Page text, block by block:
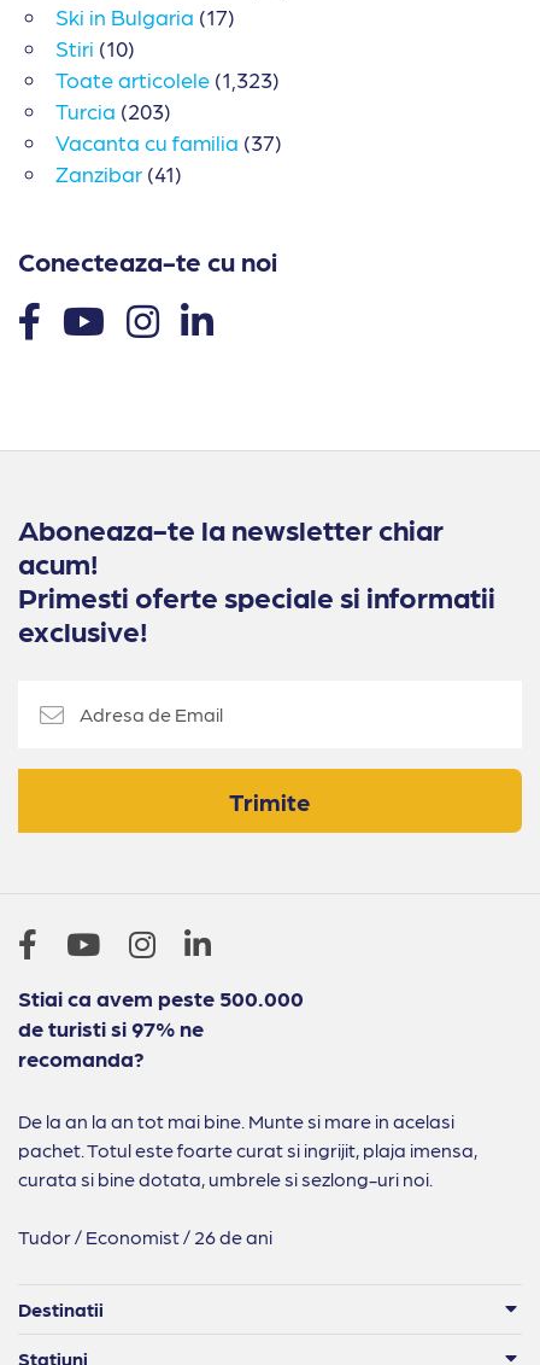
Ski in Bulgaria (17)
Stiri (10)
Toate articolele (1,323)
Turcia (203)
Vacanta cu familia (37)
Zanzibar (41)
Conecteaza-te cu noi
Aboneaza-te la newsletter chiar
acum!
Primesti oferte speciale si informatii
exclusive!
Trimite
Stiai ca avem peste 500.000
de turisti si 97% ne
recomanda?
De la an la an tot mai bine. Munte si mare in acelasi
pachet. Totul este foarte curat si ingrijit, plaja imensa,
curata si bine dotata, umbrele si sezlong-uri noi.
Tudor / Economist / 26 de ani
Destinatii
Statiuni